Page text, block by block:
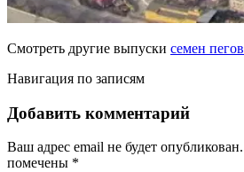
Смотреть другие выпуски семен пегов
Навигация по записям
Добавить комментарий
Ваш адрес email не будет опубликован.
помечены *